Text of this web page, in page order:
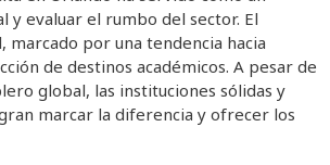
y evaluar el rumbo del sector. El
por una tendencia hacia
de destinos académicos. A pesar de
global, las instituciones sólidas y
marcar la diferencia y ofrecer los